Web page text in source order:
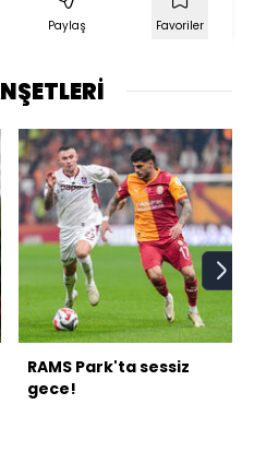
Paylaş Favoriler
RAMS Park'ta sessiz
gece!